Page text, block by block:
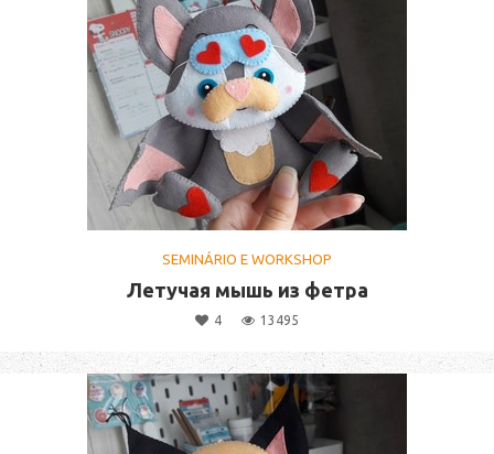
SEMINÁRIO E WORKSHOP
Летучая мышь из фетра
4 13495